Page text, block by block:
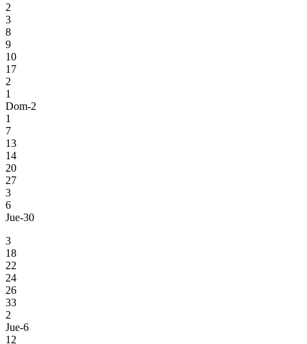
2
3
8
9
10
17
2
1
Dom-2
1
7
13
14
20
27
3
6
Jue-30
3
18
22
24
26
33
2
Jue-6
12